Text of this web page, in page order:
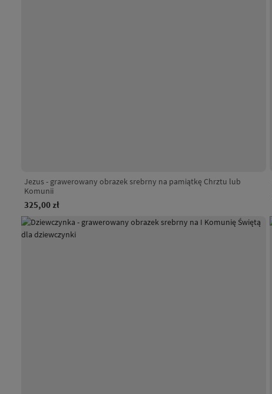
Jezus - grawerowany obrazek srebrny na pamiątkę Chrztu lub
Komunii
325,00 zł